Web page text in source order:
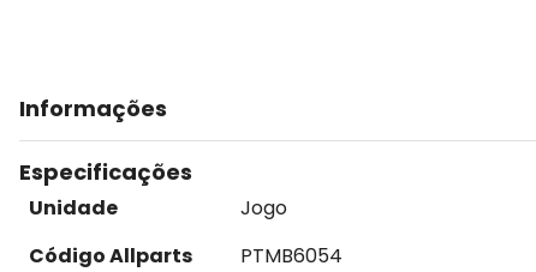
Informações
Especificações
Unidade
Jogo
Código Allparts
PTMB6054